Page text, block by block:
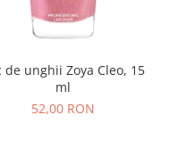
de unghii Zoya Cleo, 15
ml
52,00 RON